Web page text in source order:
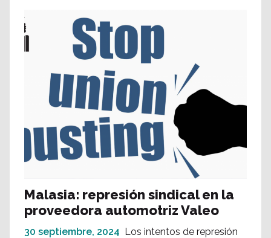
Malasia: represión sindical en la
proveedora automotriz Valeo
30 septiembre, 2024 Los intentos de represión